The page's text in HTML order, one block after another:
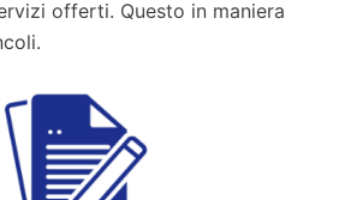
offerti. Questo in maniera